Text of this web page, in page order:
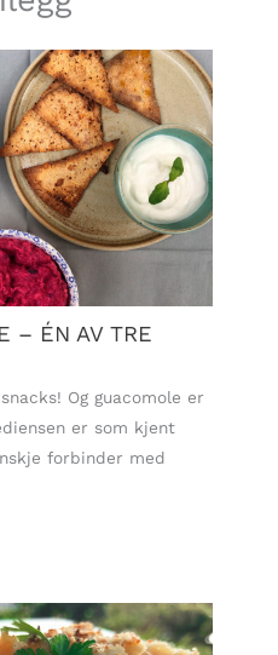
– ÉN AV TRE
Og guacomole er
er som kjent
forbinder med